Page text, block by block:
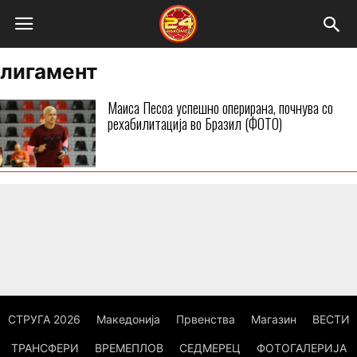
лигамент
Маиса Песоа успешно оперирана, почнува со
рехабилитација во Бразил (ФОТО)
СТРУГА 2026 Македонија Првенства Магазин ВЕСТИ
ТРАНСФЕРИ ВРЕМЕПЛОВ СЕДМЕРЕЦ ФОТОГАЛЕРИЈА